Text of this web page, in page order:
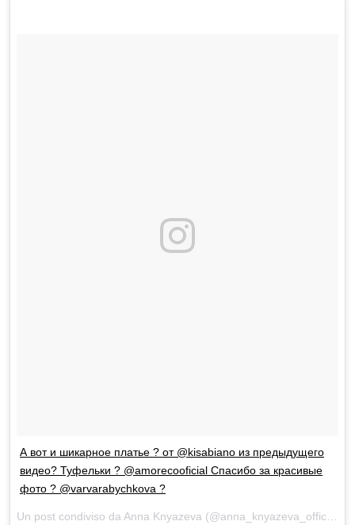
А вот и шикарное платье ? от @kisabiano из предыдущего
видео? Туфельки ? @amorecooficial Спасибо за красивые
фото ? @varvarabychkova ?
Un post condiviso da Anna Knyazeva (@anna_knyazeva_official) in data: